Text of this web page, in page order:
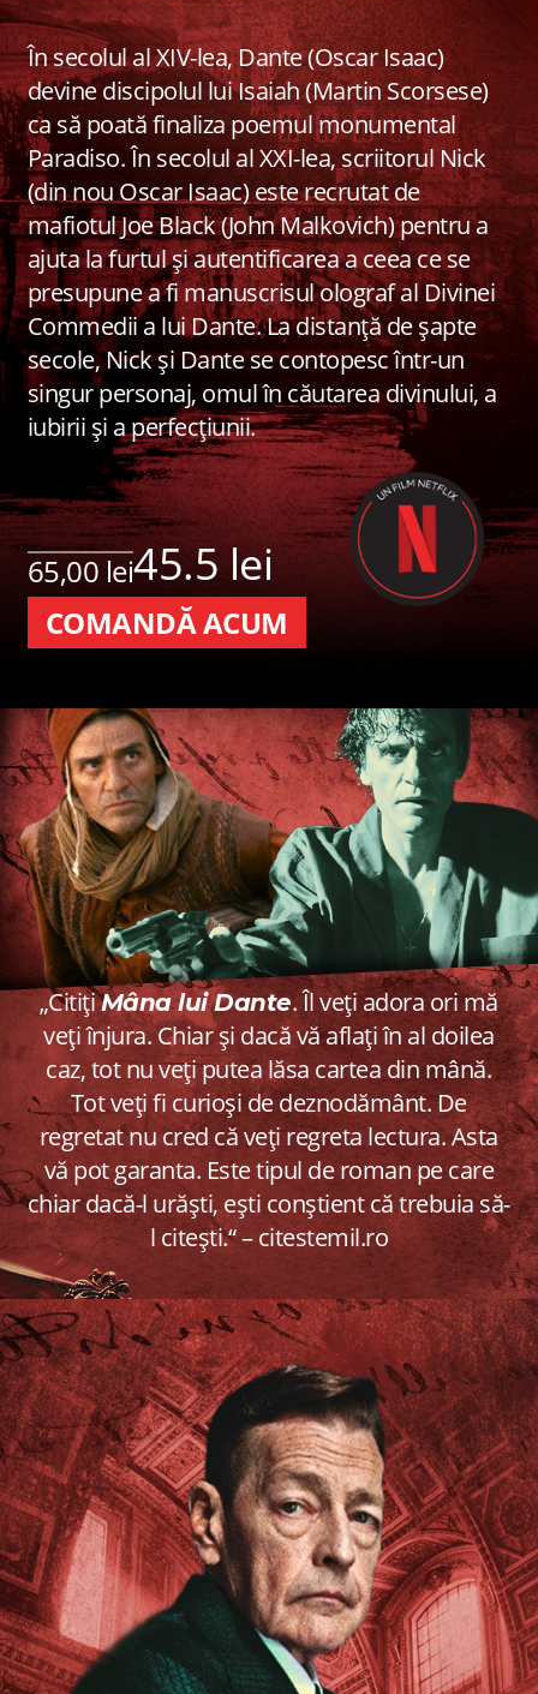
În secolul al XIV-lea, Dante (Oscar Isaac)
devine discipolul lui Isaiah (Martin Scorsese)
ca să poată finaliza poemul monumental
Paradiso. În secolul al XXI-lea, scriitorul Nick
(din nou Oscar Isaac) este recrutat de
mafiotul Joe Black (John Malkovich) pentru a
ajuta la furtul și autentificarea a ceea ce se
presupune a fi manuscrisul olograf al Divinei
Commedii a lui Dante. La distanță de șapte
secole, Nick și Dante se contopesc într-un
singur personaj, omul în căutarea divinului, a
iubirii și a perfecțiunii.
65,00 lei45.5 lei
COMANDĂ ACUM
„CitițiMâna lui Dante. Îl veți adora ori mă
veți înjura. Chiar și dacă vă aflați în al doilea
caz, tot nu veți putea lăsa cartea din mână.
Tot veți fi curioși de deznodământ. De
regretat nu cred că veți regreta lectura. Asta
vă pot garanta. Este tipul de roman pe care
chiar dacă-l urăști, ești conștient că trebuia să-
l citești.“ – citestemil.ro